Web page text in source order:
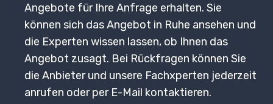
Angebote für Ihre Anfrage erhalten. Sie
können sich das Angebot in Ruhe ansehen und
die Experten wissen lassen, ob Ihnen das
Angebot zusagt. Bei Rückfragen können Sie
die Anbieter und unsere Fachxperten jederzeit
anrufen oder per E-Mail kontaktieren.